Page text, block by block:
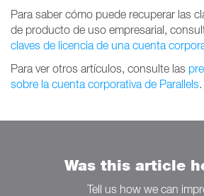
Para saber cómo puede recuperar las
de producto de uso empresarial,
claves de licencia de una cuenta
Para ver otros artículos, consulte las
sobre la cuenta corporativa de Parallels.
Was this article
Tell us how we can